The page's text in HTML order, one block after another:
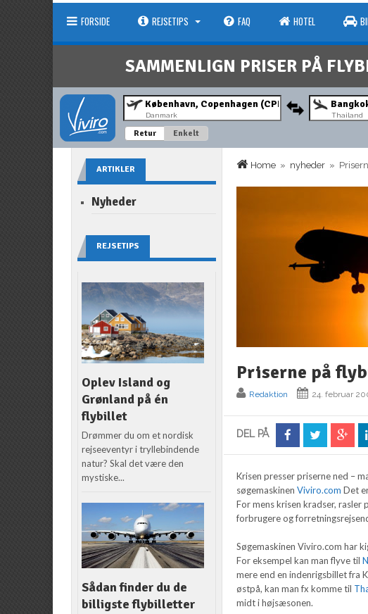
FORSIDE REJSETIPS FAQ HOTEL
SAMMENLIGN PRISER PÅ
Danmark Thailand
Retur Enkelt
Home » nyheder »
Priserne på
Redaktion 24. februar
DEL PÅ
Krisen presser priserne ned –
søgemaskinenViviro.com Det
For mens krisen kradser, rasler
forbrugere og
Søgemaskinen Viviro.com har
For eksempel kan man flyve til
mere end en indenrigsbillet fra
østpå, kan man fx komme til
midt i højsæsonen.
ARTIKLER
Nyheder
REJSETIPS
Oplev Island og
Grønland på én
flybillet
Drømmer du om et nordisk
rejseeventyr i tryllebindende
natur? Skal det være den
mystiske...
Sådan finder du de
billigste flybilletter